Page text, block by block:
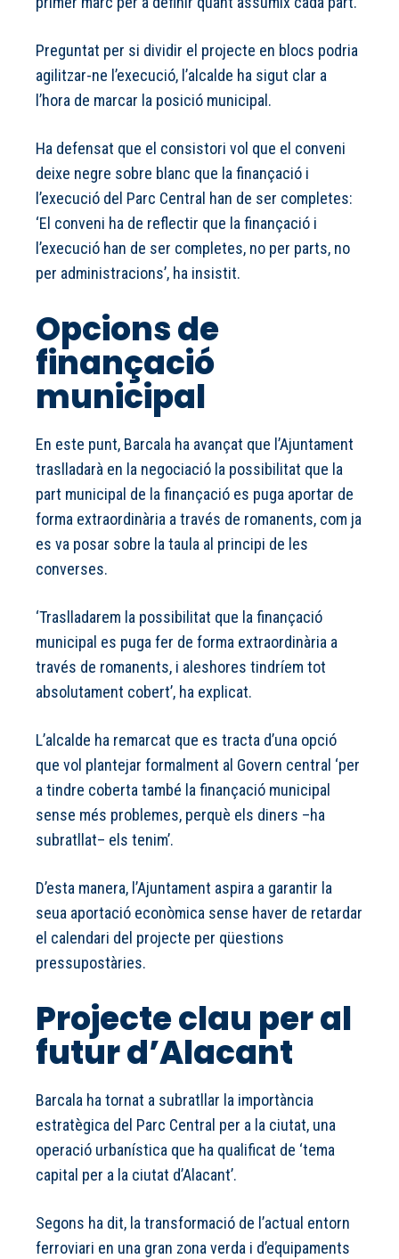
Preguntat per si dividir el projecte en blocs podria
agilitzar-ne l’execució, l’alcalde ha sigut clar a
l’hora de marcar la posició municipal.
Ha defensat que el consistori vol que el conveni
deixe negre sobre blanc que la finançació i
l’execució del Parc Central han de ser completes:
‘El conveni ha de reflectir que la finançació i
l’execució han de ser completes, no per parts, no
per administracions’, ha insistit.
Opcions de
finançació
municipal
En este punt, Barcala ha avançat que l’Ajuntament
traslladarà en la negociació la possibilitat que la
part municipal de la finançació es puga aportar de
forma extraordinària a través de romanents, com ja
es va posar sobre la taula al principi de les
converses.
‘Traslladarem la possibilitat que la finançació
municipal es puga fer de forma extraordinària a
través de romanents, i aleshores tindríem tot
absolutament cobert’, ha explicat.
L’alcalde ha remarcat que es tracta d’una opció
que vol plantejar formalment al Govern central ‘per
a tindre coberta també la finançació municipal
sense més problemes, perquè els diners –ha
subratllat– els tenim’.
D’esta manera, l’Ajuntament aspira a garantir la
seua aportació econòmica sense haver de retardar
el calendari del projecte per qüestions
pressupostàries.
Projecte clau per al
futur d’Alacant
Barcala ha tornat a subratllar la importància
estratègica del Parc Central per a la ciutat, una
operació urbanística que ha qualificat de ‘tema
capital per a la ciutat d’Alacant’.
Segons ha dit, la transformació de l’actual entorn
ferroviari en una gran zona verda i d’equipaments